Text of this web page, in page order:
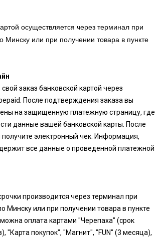
осуществляется через терминал при
Минску или при получении товара в пункте
заказ банковской картой через
После подтверждения заказа вы
на защищенную платежную страницу, где
данные вашей банковской карты. После
электронный чек. Информация,
все данные о проведенной платежной
производится через терминал при
Минску или при получении товара в пункте
оплата картами "Черепаха" (срок
"Карта покупок", "Магнит", "FUN" (3 месяца),